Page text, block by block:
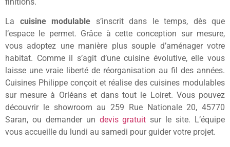
La cuisine modulable s’inscrit dans le temps, dès que
l’espace le permet. Grâce à cette conception sur mesure,
vous adoptez une manière plus souple d’aménager votre
habitat. Comme il s’agit d’une cuisine évolutive, elle vous
laisse une vraie liberté de réorganisation au fil des années.
Cuisines Philippe conçoit et réalise des cuisines modulables
sur mesure à Orléans et dans tout le Loiret. Vous pouvez
découvrir le showroom au 259 Rue Nationale 20, 45770
Saran, ou demander un devis gratuit sur le site. L’équipe
vous accueille du lundi au samedi pour guider votre projet.